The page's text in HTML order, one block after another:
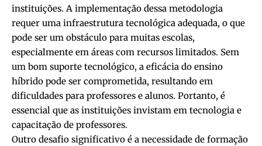
instituições. A implementação dessa metodologia
requer uma infraestrutura tecnológica adequada, o que
pode ser um obstáculo para muitas escolas,
especialmente em áreas com recursos limitados. Sem
um bom suporte tecnológico, a eficácia do ensino
híbrido pode ser comprometida, resultando em
dificuldades para professores e alunos. Portanto, é
essencial que as instituições invistam em tecnologia e
capacitação de professores.
Outro desafio significativo é a necessidade de formação